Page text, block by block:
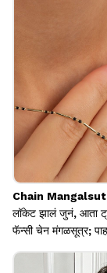
लूक देते. ही
Chain
लॉकेट झालं जुनं, आता
फॅन्सी चेन मंगळसूत्र;